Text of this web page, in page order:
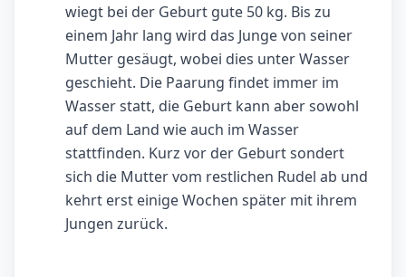
wiegt bei der Geburt gute 50 kg. Bis zu
einem Jahr lang wird das Junge von seiner
Mutter gesäugt, wobei dies unter Wasser
geschieht. Die Paarung findet immer im
Wasser statt, die Geburt kann aber sowohl
auf dem Land wie auch im Wasser
stattfinden. Kurz vor der Geburt sondert
sich die Mutter vom restlichen Rudel ab und
kehrt erst einige Wochen später mit ihrem
Jungen zurück.